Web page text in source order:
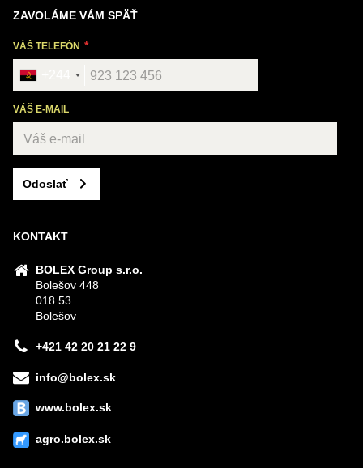
ZAVOLÁME VÁM SPÄŤ
VÁŠ TELEFÓN
VÁŠ E-MAIL
Odoslať
KONTAKT
BOLEX Group s.r.o.
Bolešov 448
018 53
Bolešov
+421 42 20 21 22 9
info@bolex.sk
www.bolex.sk
agro.bolex.sk